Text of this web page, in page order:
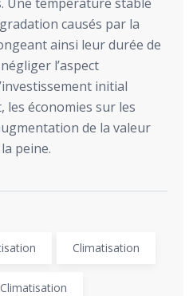
causés par la
ainsi leur durée de
l’aspect
initial
les économies sur les
de la valeur
peine.
Climatisation